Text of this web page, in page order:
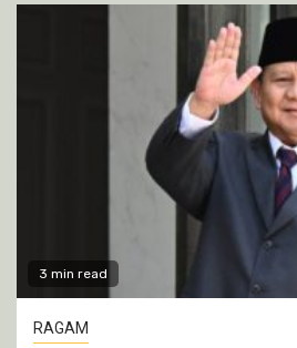
3 min read
RAGAM